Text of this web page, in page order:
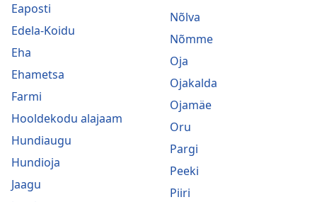
Eaposti
Edela-Koidu
Eha
Ehametsa
Farmi
Hooldekodu alajaam
Hundiaugu
Hundioja
Jaagu
Nõlva
Nõmme
Oja
Ojakalda
Ojamäe
Oru
Pargi
Peeki
Piiri